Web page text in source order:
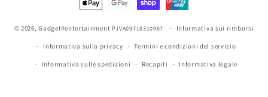
© 2026,Gadget4entertainment P.IVA09716310967 Informativa sui rimborsi
Informativa sulla privacy Termini e condizioni del servizio
Informativa sulle spedizioni Recapiti Informativa legale